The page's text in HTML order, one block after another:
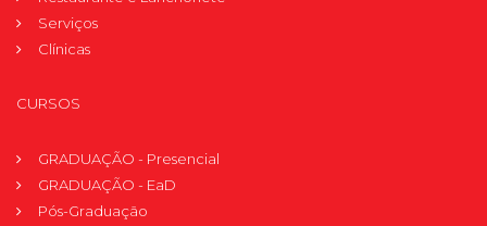
Serviços
Clínicas
CURSOS
GRADUAÇÃO - Presencial
GRADUAÇÃO - EaD
Pós-Graduação